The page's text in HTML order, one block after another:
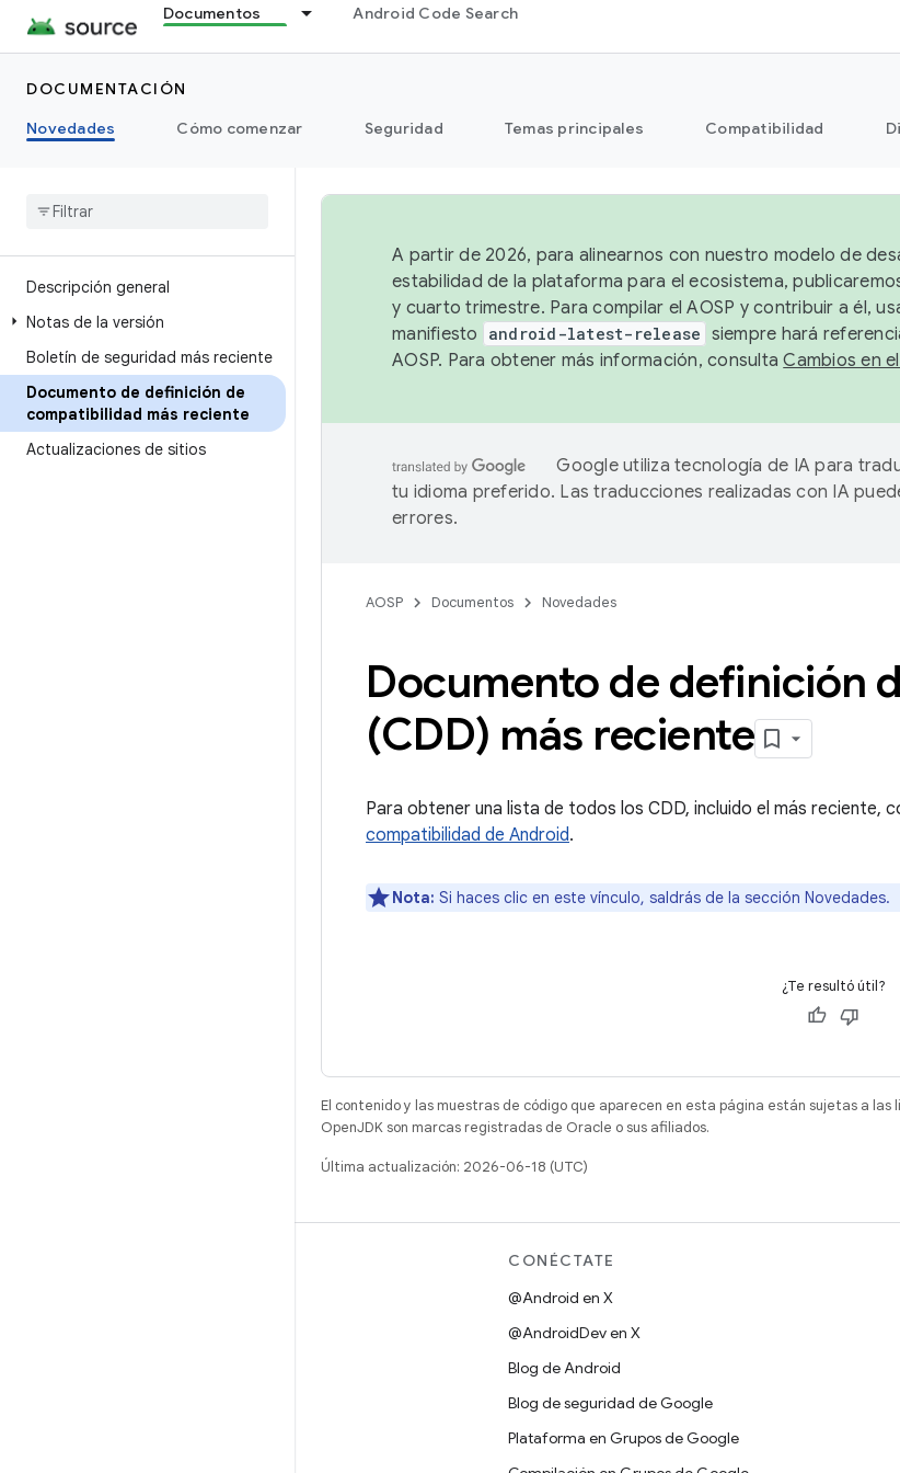
Documentos Android Code Search
DOCUMENTACIÓN
Novedades
Cómo comenzar Seguridad Temas principales Compatibilidad
Descripción general
Notas de la versión
Boletín de seguridad más reciente
Documento de definición de
compatibilidad más reciente
Actualizaciones de sitios
A partir de 2026, para alinearnos con nuestro modelo de
estabilidad de la plataforma para el ecosistema,
y cuarto trimestre. Para compilar el AOSP y contribuir a él,
manifiesto
android-latest-release siempre hará
AOSP. Para obtener más información, consultaCambios en
Google utiliza tecnología de IA para
tu idioma preferido. Las traducciones realizadas con IA
errores.
AOSP Documentos Novedades
Documento de definición
(CDD) más reciente
Para obtener una lista de todos los CDD, incluido el más reciente,
compatibilidad de Android.
Nota: Si haces clic en este vínculo, saldrás de la sección Novedades.
¿Te resultó útil?
El contenido y las muestras de código que aparecen en esta página están sujetas a las
OpenJDK son marcas registradas de Oracle o sus afiliados.
Última actualización: 2026-06-18 (UTC)
CONÉCTATE
@Android en X
@AndroidDev en X
Blog de Android
Blog de seguridad de Google
Plataforma en Grupos de Google